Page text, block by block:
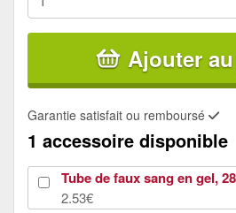
Ajouter
Garantie satisfait ou remboursé
1 accessoire disponible
Tube de faux sang en gel,
2.53€